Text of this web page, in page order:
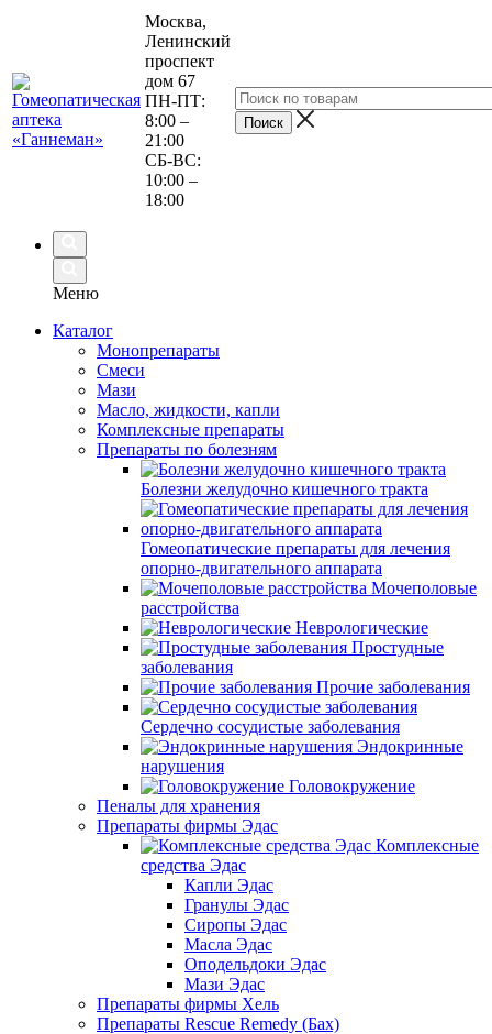
Москва,
Ленинский
проспект
дом 67
ПН-ПТ:
8:00 –
21:00
СБ-ВС:
10:00 –
18:00
Меню
Каталог
Монопрепараты
Смеси
Мази
Масло, жидкости, капли
Комплексные препараты
Препараты по болезням
Болезни желудочно кишечного тракта
Гомеопатические препараты для лечения
опорно-двигательного аппарата
Мочеполовые
расстройства
Неврологические
Простудные
заболевания
Прочие заболевания
Сердечно сосудистые заболевания
Эндокринные
нарушения
Головокружение
Пеналы для хранения
Препараты фирмы Эдас
Комплексные
средства Эдас
Капли Эдас
Гранулы Эдас
Сиропы Эдас
Масла Эдас
Оподельдоки Эдас
Мази Эдас
Препараты фирмы Хель
Препараты Rescue Remedy (Бах)